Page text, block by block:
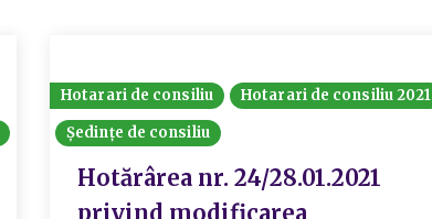
Hotarari de consiliu
Hotarari de consiliu 2021
Ședințe de consiliu
Hotărârea nr. 24/28.01.2021
privind modificarea